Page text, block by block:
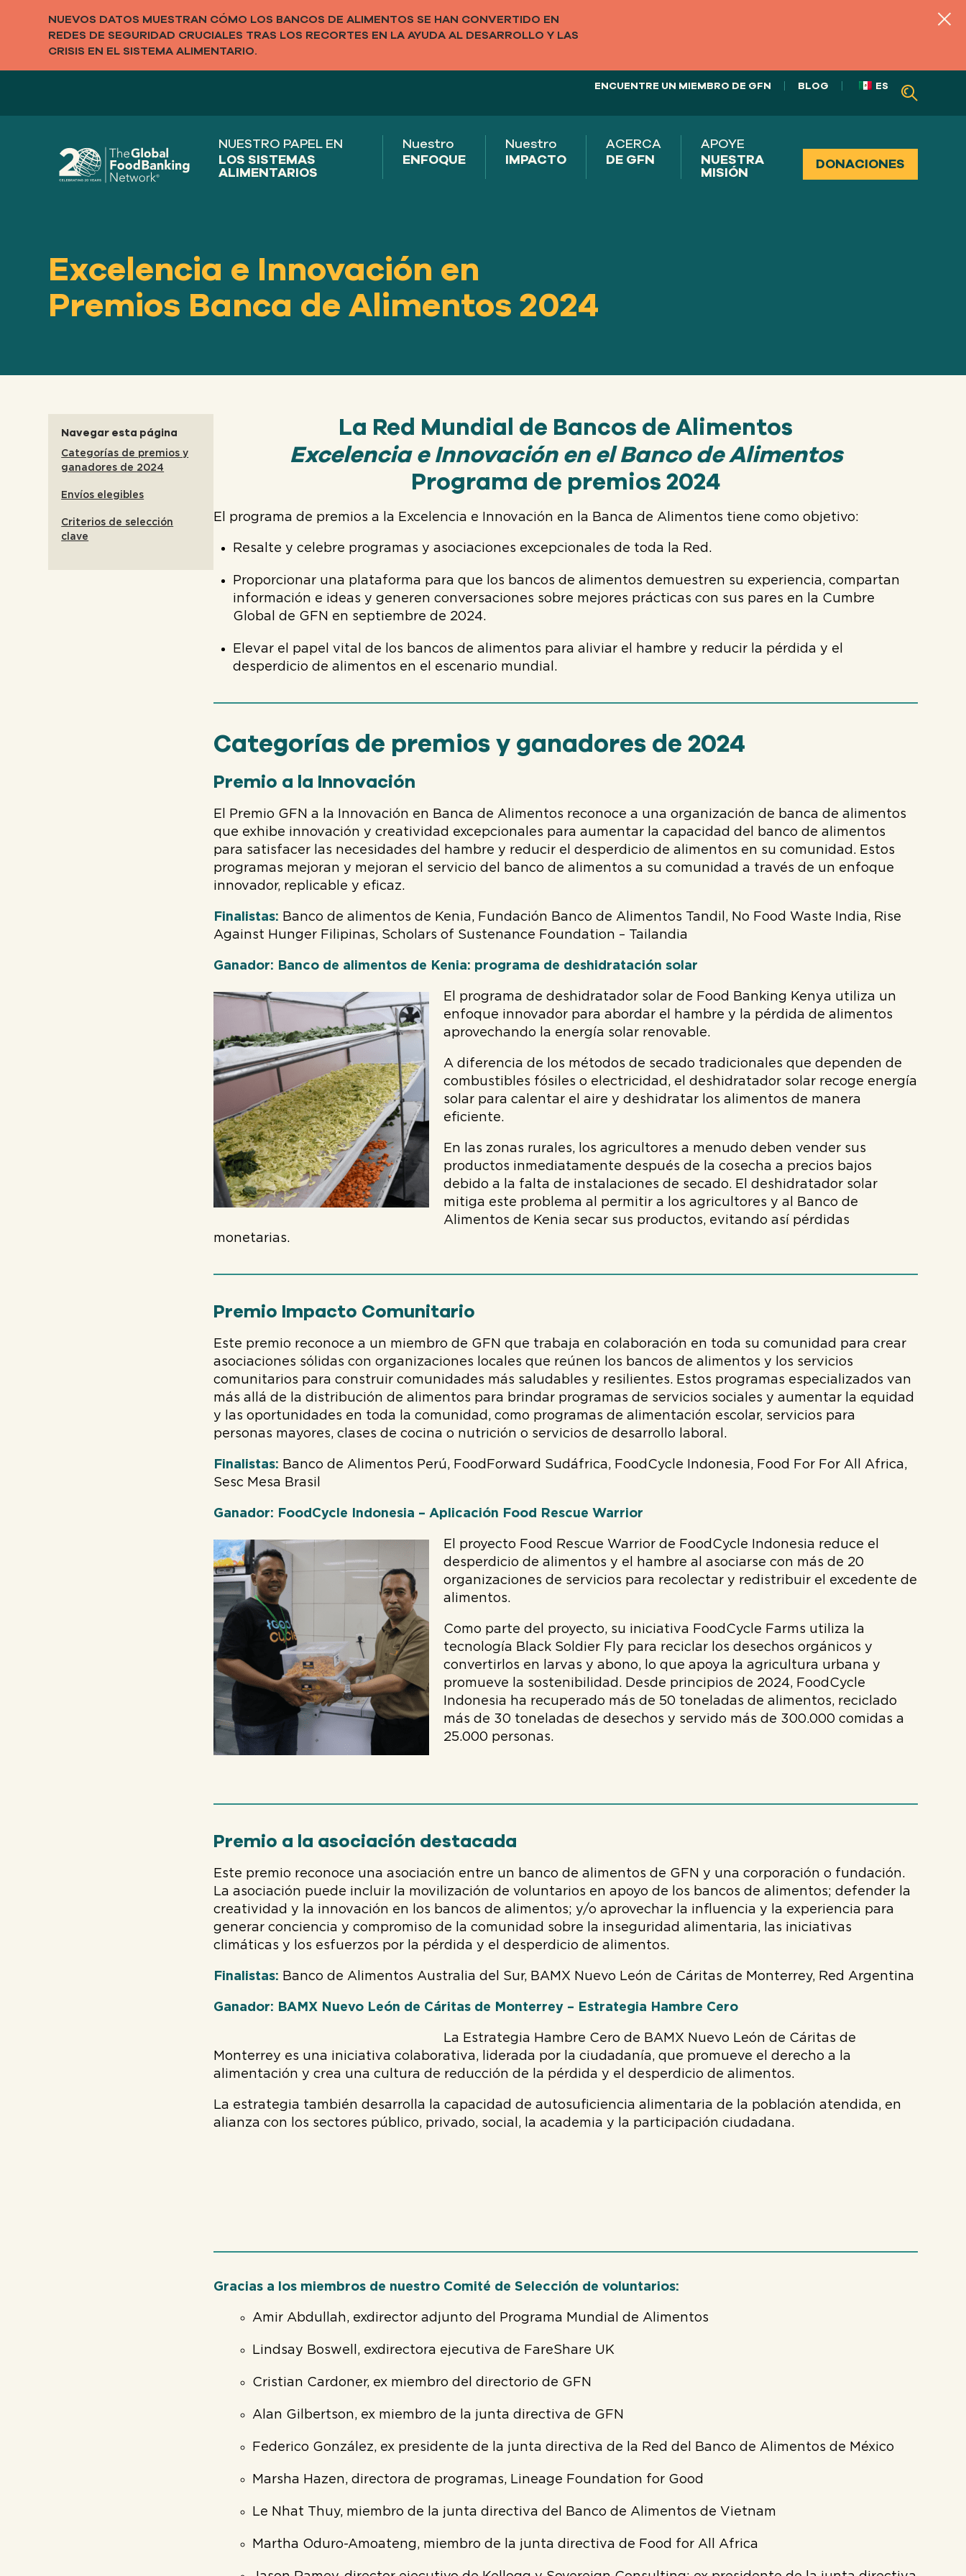
NUEVOS DATOS MUESTRAN CÓMO LOS BANCOS DE ALIMENTOS SE HAN CONVERTIDO EN
REDES DE SEGURIDAD CRUCIALES TRAS LOS RECORTES EN LA AYUDA AL DESARROLLO Y LAS
CRISIS EN EL SISTEMA ALIMENTARIO.
ENCUENTRE UN MIEMBRO DE GFN BLOG ES
NUESTRO PAPEL EN
LOS SISTEMAS
ALIMENTARIOS
Nuestro
ENFOQUE
Nuestro
IMPACTO
ACERCA
DE GFN
APOYE
NUESTRA
MISIÓN DONACIONES
Excelencia e Innovación en
Premios Banca de Alimentos 2024
Navegar esta página
Categorías de premios y
ganadores de 2024
Envíos elegibles
Criterios de selección
clave
La Red Mundial de Bancos de Alimentos
Excelencia e Innovación en el Banco de Alimentos
Programa de premios 2024
El programa de premios a la Excelencia e Innovación en la Banca de Alimentos tiene como objetivo:
Resalte y celebre programas y asociaciones excepcionales de toda la Red.
Proporcionar una plataforma para que los bancos de alimentos demuestren su experiencia, compartan
información e ideas y generen conversaciones sobre mejores prácticas con sus pares en la Cumbre
Global de GFN en septiembre de 2024.
Elevar el papel vital de los bancos de alimentos para aliviar el hambre y reducir la pérdida y el
desperdicio de alimentos en el escenario mundial.
Categorías de premios y ganadores de 2024
Premio a la Innovación
El Premio GFN a la Innovación en Banca de Alimentos reconoce a una organización de banca de alimentos
que exhibe innovación y creatividad excepcionales para aumentar la capacidad del banco de alimentos
para satisfacer las necesidades del hambre y reducir el desperdicio de alimentos en su comunidad. Estos
programas mejoran y mejoran el servicio del banco de alimentos a su comunidad a través de un enfoque
innovador, replicable y eficaz.
Finalistas: Banco de alimentos de Kenia, Fundación Banco de Alimentos Tandil, No Food Waste India, Rise
Against Hunger Filipinas, Scholars of Sustenance Foundation – Tailandia
Ganador: Banco de alimentos de Kenia: programa de deshidratación solar
El programa de deshidratador solar de Food Banking Kenya utiliza un
enfoque innovador para abordar el hambre y la pérdida de alimentos
aprovechando la energía solar renovable.
A diferencia de los métodos de secado tradicionales que dependen de
combustibles fósiles o electricidad, el deshidratador solar recoge energía
solar para calentar el aire y deshidratar los alimentos de manera
eficiente.
En las zonas rurales, los agricultores a menudo deben vender sus
productos inmediatamente después de la cosecha a precios bajos
debido a la falta de instalaciones de secado. El deshidratador solar
mitiga este problema al permitir a los agricultores y al Banco de
Alimentos de Kenia secar sus productos, evitando así pérdidas
monetarias.
Premio Impacto Comunitario
Este premio reconoce a un miembro de GFN que trabaja en colaboración en toda su comunidad para crear
asociaciones sólidas con organizaciones locales que reúnen los bancos de alimentos y los servicios
comunitarios para construir comunidades más saludables y resilientes. Estos programas especializados van
más allá de la distribución de alimentos para brindar programas de servicios sociales y aumentar la equidad
y las oportunidades en toda la comunidad, como programas de alimentación escolar, servicios para
personas mayores, clases de cocina o nutrición o servicios de desarrollo laboral.
Finalistas: Banco de Alimentos Perú, FoodForward Sudáfrica, FoodCycle Indonesia, Food For For All Africa,
Sesc Mesa Brasil
Ganador: FoodCycle Indonesia – Aplicación Food Rescue Warrior
El proyecto Food Rescue Warrior de FoodCycle Indonesia reduce el
desperdicio de alimentos y el hambre al asociarse con más de 20
organizaciones de servicios para recolectar y redistribuir el excedente de
alimentos.
Como parte del proyecto, su iniciativa FoodCycle Farms utiliza la
tecnología Black Soldier Fly para reciclar los desechos orgánicos y
convertirlos en larvas y abono, lo que apoya la agricultura urbana y
promueve la sostenibilidad. Desde principios de 2024, FoodCycle
Indonesia ha recuperado más de 50 toneladas de alimentos, reciclado
más de 30 toneladas de desechos y servido más de 300.000 comidas a
25.000 personas.
Premio a la asociación destacada
Este premio reconoce una asociación entre un banco de alimentos de GFN y una corporación o fundación.
La asociación puede incluir la movilización de voluntarios en apoyo de los bancos de alimentos; defender la
creatividad y la innovación en los bancos de alimentos; y/o aprovechar la influencia y la experiencia para
generar conciencia y compromiso de la comunidad sobre la inseguridad alimentaria, las iniciativas
climáticas y los esfuerzos por la pérdida y el desperdicio de alimentos.
Finalistas: Banco de Alimentos Australia del Sur, BAMX Nuevo León de Cáritas de Monterrey, Red Argentina
Ganador: BAMX Nuevo León de Cáritas de Monterrey – Estrategia Hambre Cero
La Estrategia Hambre Cero de BAMX Nuevo León de Cáritas de
Monterrey es una iniciativa colaborativa, liderada por la ciudadanía, que promueve el derecho a la
alimentación y crea una cultura de reducción de la pérdida y el desperdicio de alimentos.
La estrategia también desarrolla la capacidad de autosuficiencia alimentaria de la población atendida, en
alianza con los sectores público, privado, social, la academia y la participación ciudadana.
Gracias a los miembros de nuestro Comité de Selección de voluntarios:
Amir Abdullah, exdirector adjunto del Programa Mundial de Alimentos
Lindsay Boswell, exdirectora ejecutiva de FareShare UK
Cristian Cardoner, ex miembro del directorio de GFN
Alan Gilbertson, ex miembro de la junta directiva de GFN
Federico González, ex presidente de la junta directiva de la Red del Banco de Alimentos de México
Marsha Hazen, directora de programas, Lineage Foundation for Good
Le Nhat Thuy, miembro de la junta directiva del Banco de Alimentos de Vietnam
Martha Oduro-Amoateng, miembro de la junta directiva de Food for All Africa